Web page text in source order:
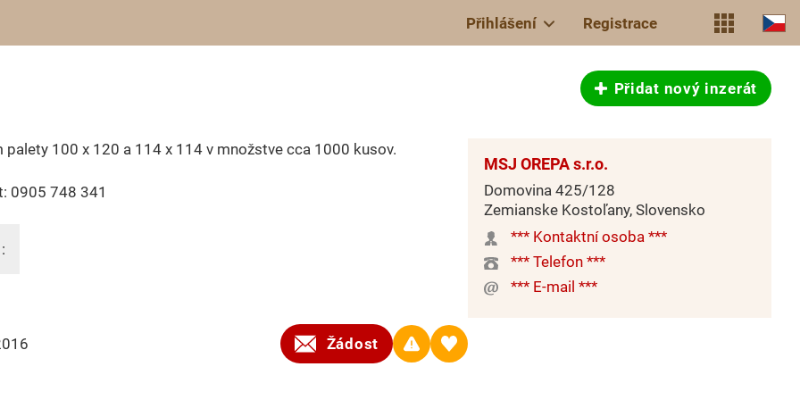
Přihlášení Registrace
Přidat nový inzerát
palety 100 x 120 a 114 x 114 v množstve cca 1000 kusov.
0905 748 341
Žádost
MSJ OREPA s.r.o.
Domovina 425/128
Zemianske Kostoľany, Slovensko
*** Kontaktní osoba ***
*** Telefon ***
*** E-mail ***